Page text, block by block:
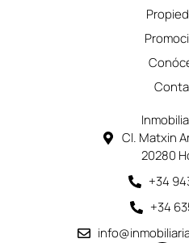
Cl. Matxin
20280
+34
+34